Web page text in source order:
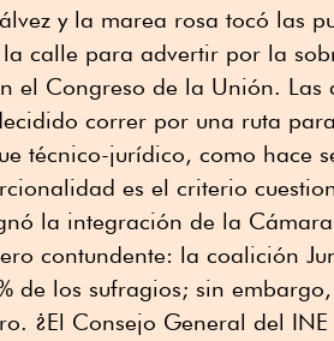
y la marea rosa tocó las
calle para advertir por la
el Congreso de la Unión. Las
correr por una ruta
técnico-jurídico, como hace
es el criterio
la integración de la
contundente: la coalición
de los sufragios; sin
¿El Consejo General del